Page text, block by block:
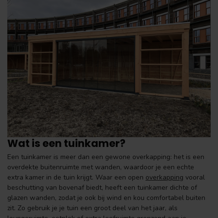
Wat is een tuinkamer?
Een tuinkamer is meer dan een gewone overkapping: het is een
overdekte buitenruimte met wanden, waardoor je een echte
extra kamer in de tuin krijgt. Waar een open overkapping vooral
beschutting van bovenaf biedt, heeft een tuinkamer dichte of
glazen wanden, zodat je ook bij wind en kou comfortabel buiten
zit. Zo gebruik je je tuin een groot deel van het jaar, als